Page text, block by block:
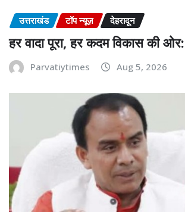
उत्तराखंड टॉप न्यूज़ देहरादून
हर वादा पूरा, हर कदम विकास की
Parvatiytimes Aug 5, 2026